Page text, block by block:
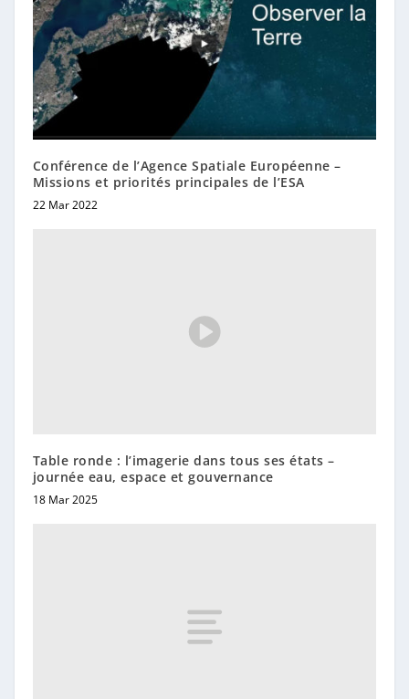
Conférence de l’Agence Spatiale Européenne –
Missions et priorités principales de l’ESA
22 Mar 2022
Table ronde : l’imagerie dans tous ses états –
journée eau, espace et gouvernance
18 Mar 2025